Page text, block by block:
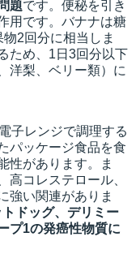
題です。便秘を引き
用です。バナナは糖
2回分に相当しま
ため、1日3回分以下
洋梨、ベリー類）に
子レンジで調理する
パッケージ食品を食
性があります。ま
高コレステロール、
強い関連がありま
ドッグ、デリミー
プ1の発癌性物質に